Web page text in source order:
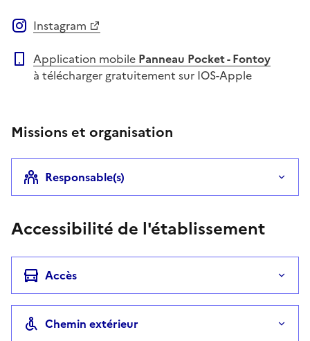
Instagram
Application mobile Panneau Pocket - Fontoy
à télécharger gratuitement sur IOS-Apple
Missions et organisation
Responsable(s)
Accessibilité de l'établissement
Accès
Chemin extérieur